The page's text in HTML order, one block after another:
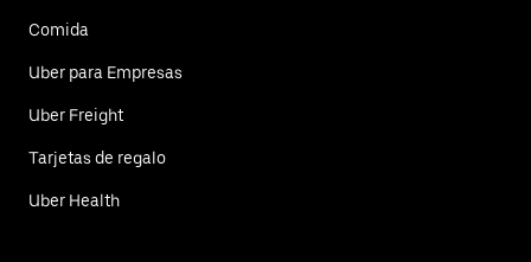
Comida
Uber para Empresas
Uber Freight
Tarjetas de regalo
Uber Health